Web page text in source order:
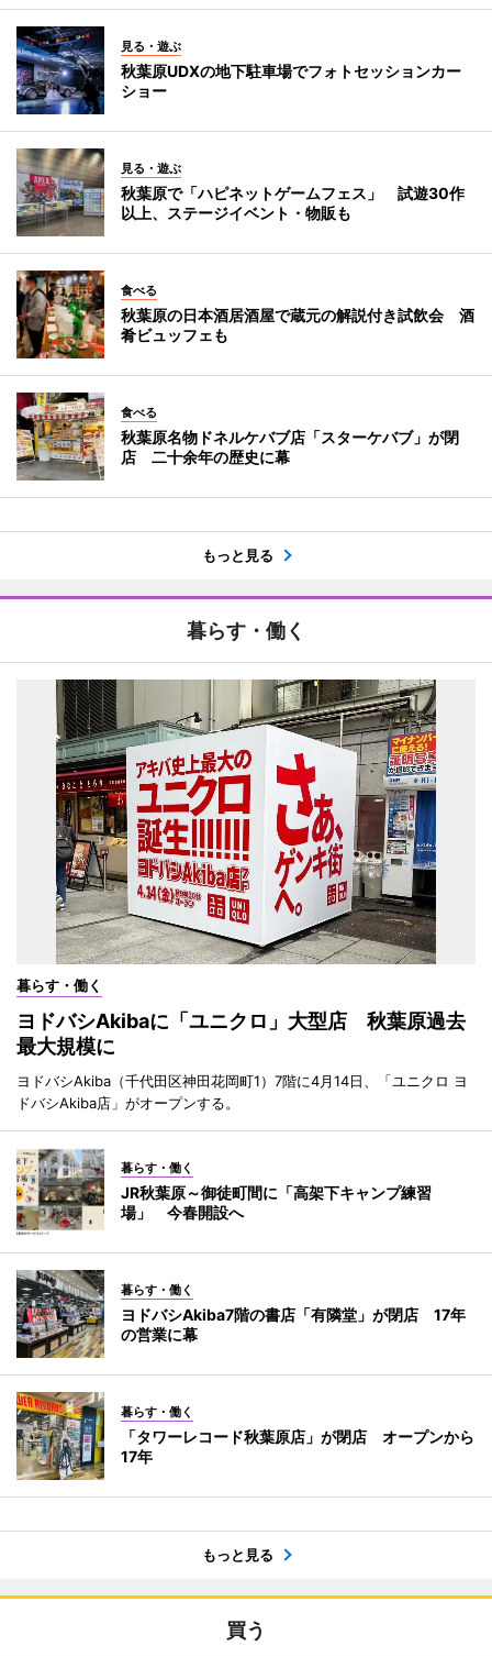
見る・遊ぶ
秋葉原UDXの地下駐車場でフォトセッションカー
ショー
見る・遊ぶ
秋葉原で「ハピネットゲームフェス」 試遊30作
以上、ステージイベント・物販も
食べる
秋葉原の日本酒居酒屋で蔵元の解説付き試飲会 酒
肴ビュッフェも
食べる
秋葉原名物ドネルケバブ店「スターケバブ」が閉
店 二十余年の歴史に幕
もっと見る
暮らす・働く
暮らす・働く
ヨドバシAkibaに「ユニクロ」大型店 秋葉原過去
最大規模に
ヨドバシAkiba（千代田区神田花岡町1）7階に4月14日、「ユニクロ ヨ
ドバシAkiba店」がオープンする。
暮らす・働く
JR秋葉原～御徒町間に「高架下キャンプ練習
場」 今春開設へ
暮らす・働く
ヨドバシAkiba7階の書店「有隣堂」が閉店 17年
の営業に幕
暮らす・働く
「タワーレコード秋葉原店」が閉店 オープンから
17年
もっと見る
買う